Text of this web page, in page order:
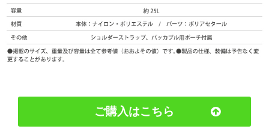
ご購入はこちら